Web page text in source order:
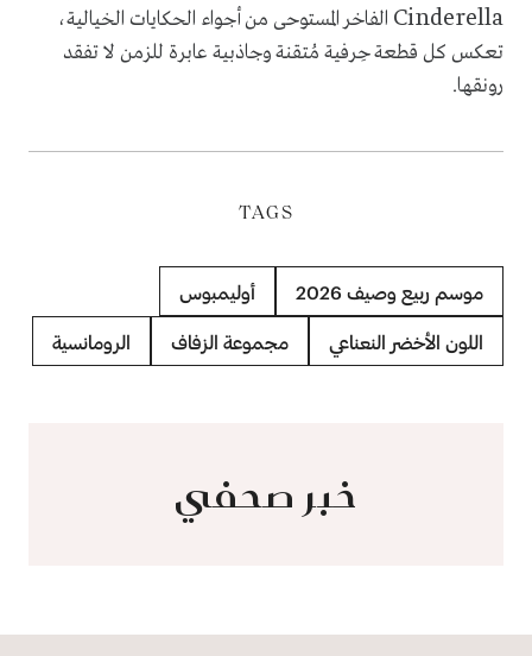
Cinderella الفاخر المستوحى من أجواء الحكايات الخيالية،
تعكس كل قطعة حِرفية مُتقنة وجاذبية عابرة للزمن لا تفقد
رونقها.
TAGS
موسم ربيع وصيف 2026 أوليمبوس
اللون الأخضر النعناعي مجموعة الزفاف الرومانسية
خبر صحفي